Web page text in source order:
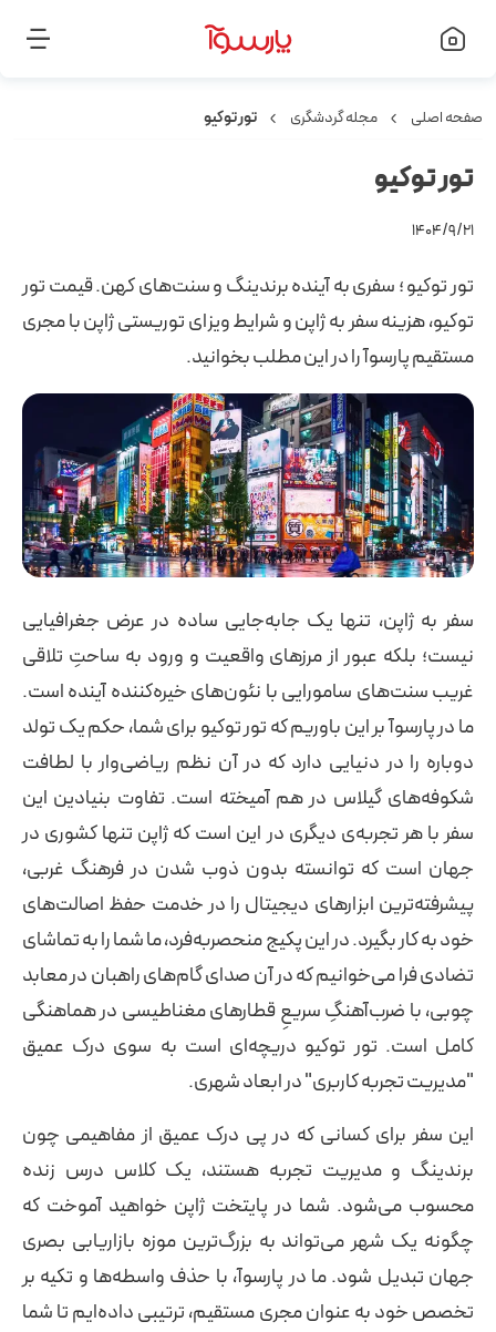
صفحه اصلی مجله گردشگری تور توکیو
تور توکیو
۱۴۰۴/۹/۲۱
تور توکیو ؛ سفری به آینده برندینگ و سنت‌های کهن. قیمت تور
توکیو، هزینه سفر به ژاپن و شرایط ویزای توریستی ژاپن با مجری
مستقیم پارسوآ را در این مطلب بخوانید.
سفر به ژاپن، تنها یک جابه‌جایی ساده در عرض جغرافیایی
نیست؛ بلکه عبور از مرزهای واقعیت و ورود به ساحتِ تلاقی
غریب سنت‌های سامورایی با نئون‌های خیره‌کننده آینده است.
ما در پارسوآ بر این باوریم که تور توکیو برای شما، حکم یک تولد
دوباره را در دنیایی دارد که در آن نظم ریاضی‌وار با لطافت
شکوفه‌های گیلاس در هم آمیخته است. تفاوت بنیادین این
سفر با هر تجربه‌ی دیگری در این است که ژاپن تنها کشوری در
جهان است که توانسته بدون ذوب شدن در فرهنگ غربی،
پیشرفته‌ترین ابزارهای دیجیتال را در خدمت حفظ اصالت‌های
خود به کار بگیرد. در این پکیج منحصربه‌فرد، ما شما را به تماشای
تضادی فرا می‌خوانیم که در آن صدای گام‌های راهبان در معابد
چوبی، با ضرب‌آهنگِ سریعِ قطارهای مغناطیسی در هماهنگی
کامل است. تور توکیو دریچه‌ای است به سوی درک عمیق
"مدیریت تجربه کاربری" در ابعاد شهری.
این سفر برای کسانی که در پی درک عمیق از مفاهیمی چون
برندینگ و مدیریت تجربه هستند، یک کلاس درس زنده
محسوب می‌شود. شما در پایتخت ژاپن خواهید آموخت که
چگونه یک شهر می‌تواند به بزرگ‌ترین موزه بازاریابی بصری
جهان تبدیل شود. ما در پارسوآ، با حذف واسطه‌ها و تکیه بر
تخصص خود به عنوان مجری مستقیم، ترتیبی داده‌ایم تا شما